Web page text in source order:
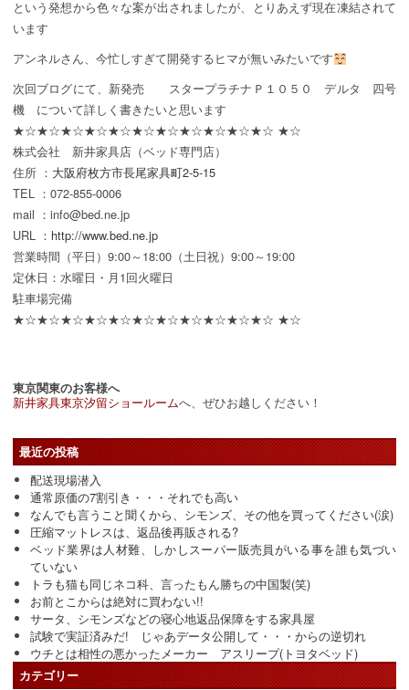
という発想から色々な案が出されましたが、とりあえず現在凍結されて
います
アンネルさん、今忙しすぎて開発するヒマが無いみたいです
次回ブログにて、新発売 スタープラチナＰ１０５０ デルタ 四号
機 について詳しく書きたいと思います
★☆★☆★☆★☆★☆★☆★☆★☆★☆★☆★☆ ★☆
株式会社 新井家具店（ベッド専門店）
住所 ： 大阪府枚方市長尾家具町2-5-15
TEL ：072-855-0006
mail ：info@bed.ne.jp
URL ： http://www.bed.ne.jp
営業時間（平日）9:00～18:00（土日祝）9:00～19:00
定休日：水曜日・月1回火曜日
駐車場完備
★☆★☆★☆★☆★☆★☆★☆★☆★☆★☆★☆ ★☆
東京関東のお客様へ
新井家具東京汐留ショールームへ、ぜひお越しください！
最近の投稿
配送現場潜入
通常原価の7割引き・・・それでも高い
なんでも言うこと聞くから、シモンズ、その他を買ってください(涙)
圧縮マットレスは、返品後再販される?
ベッド業界は人材難、しかしスーパー販売員がいる事を誰も気づい
ていない
トラも猫も同じネコ科、言ったもん勝ちの中国製(笑)
お前とこからは絶対に買わない!!
サータ、シモンズなどの寝心地返品保障をする家具屋
試験で実証済みだ! じゃあデータ公開して・・・からの逆切れ
ウチとは相性の悪かったメーカー アスリープ(トヨタベッド)
カテゴリー